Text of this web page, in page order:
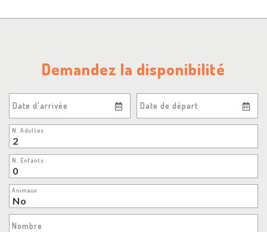
Demandez la disponibilité
Date d'arrivée Date de départ
N. Adultes
N. Enfants
Animaux
Nombre